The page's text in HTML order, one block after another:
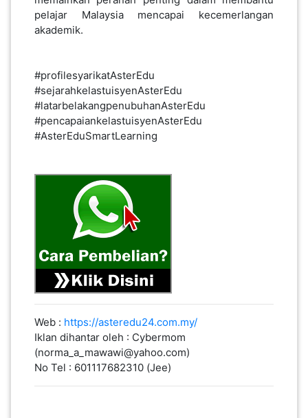
pelajar Malaysia mencapai kecemerlangan
akademik.
#profilesyarikatAsterEdu
#sejarahkelastuisyenAsterEdu
#latarbelakangpenubuhanAsterEdu
#pencapaiankelastuisyenAsterEdu
#AsterEduSmartLearning
Web : https://asteredu24.com.my/
Iklan dihantar oleh : Cybermom
(norma_a_mawawi@yahoo.com)
No Tel : 601117682310 (Jee)